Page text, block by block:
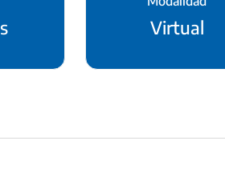
Virtual